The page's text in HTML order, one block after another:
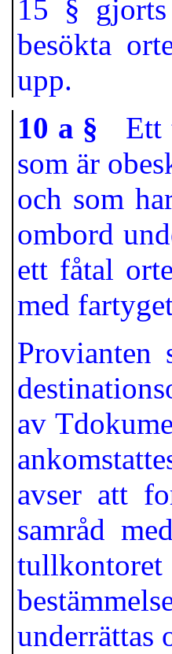
15 §
besökta
upp.
10 a § Ett
som är
och som
ombord
ett fåtal
med
Provianten
av
avser att
samråd
underrättas